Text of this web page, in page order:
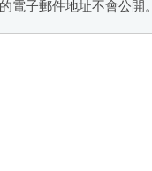
電子郵件地址不會公開。